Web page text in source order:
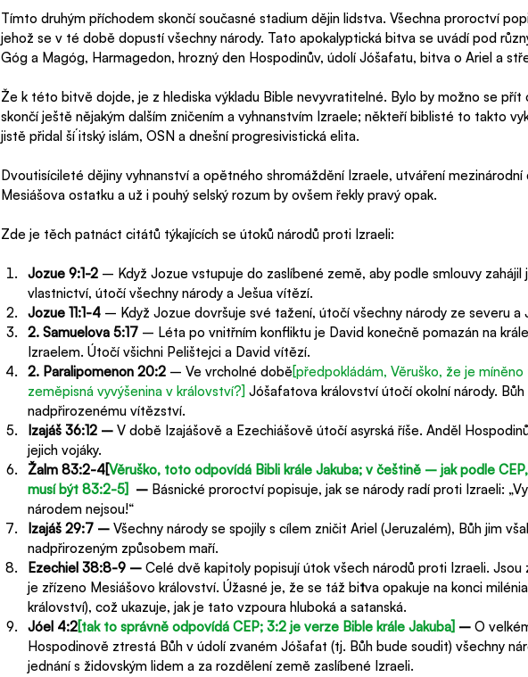
Tímto druhým příchodem skončí současné stadium dějin lidstva. Všechna proroctví
jehož se v té době dopustí všechny národy. Tato apokalyptická bitva se uvádí pod
Góg a Magóg, Harmagedon, hrozný den Hospodinův, údolí Jóšafatu, bitva o Ariel a
Že k této bitvě dojde, je z hlediska výkladu Bible nevyvratitelné. Bylo by možno se
skončí ještě nějakým dalším zničením a vyhnanstvím Izraele; někteří biblisté to takto
jistě přidal ší´itský islám, OSN a dnešní progresivistická elita.
Dvoutisícileté dějiny vyhnanství a opětného shromáždění Izraele, utváření mezinárodní
Mesiášova ostatku a už i pouhý selský rozum by ovšem řekly pravý opak.
Zde je těch patnáct citátů týkajících se útoků národů proti Izraeli:
Jozue 9:1-2 – Když Jozue vstupuje do zaslíbené země, aby podle smlouvy zahájil
vlastnictví, útočí všechny národy a Ješua vítězí.
Jozue 11:1-4 – Když Jozue dovršuje své tažení, útočí všechny národy ze severu a
2. Samuelova 5:17 – Léta po vnitřním konfliktu je David konečně pomazán na
Izraelem. Útočí všichni Pelištejci a David vítězí.
2. Paralipomenon 20:2 – Ve vrcholné době[předpokládám, Věruško, že je
zeměpisná vyvýšenina v království?] Jóšafatova království útočí okolní národy. Bůh
nadpřirozenému vítězství.
Izajáš 36:12 – V době Izajášově a Ezechiášově útočí asyrská říše. Anděl
jejich vojáky.
Žalm 83:2-4[Věruško, toto odpovídá Bibli krále Jakuba; v češtině – jak podle
musí být 83:2-5] – Básnické proroctví popisuje, jak se národy radí proti Izraeli:
národem nejsou!“
Izajáš 29:7 – Všechny národy se spojily s cílem zničit Ariel (Jeruzalém), Bůh jim
nadpřirozeným způsobem maří.
Ezechiel 38:8-9 – Celé dvě kapitoly popisují útok všech národů proti Izraeli. Jsou
je zřízeno Mesiášovo království. Úžasné je, že se táž bitva opakuje na konci
království), což ukazuje, jak je tato vzpoura hluboká a satanská.
Jóel 4:2[tak to správně odpovídá CEP; 3:2 je verze Bible krále Jakuba] – O
Hospodinově ztrestá Bůh v údolí zvaném Jóšafat (tj. Bůh bude soudit) všechny
jednání s židovským lidem a za rozdělení země zaslíbené Izraeli.